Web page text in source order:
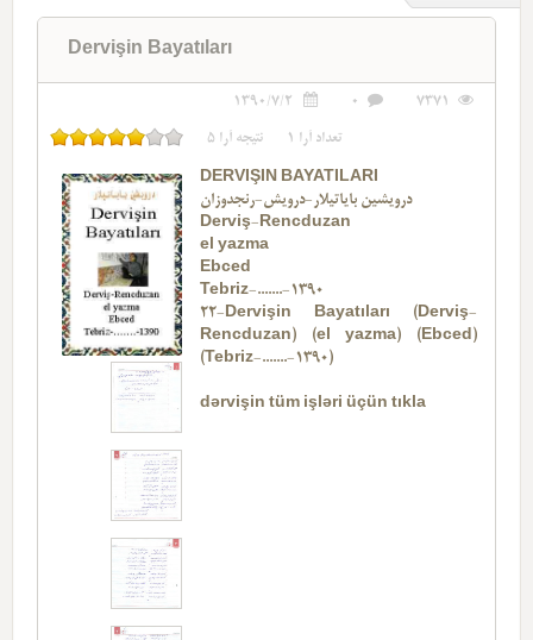
Dervişin Bayatıları
7371
0
1390/7/2
تعداد آرا 1 نتیجه آرا 5
DERVIŞIN BAYATILARI
درویشین بایاتیلار-درویش-رنجدوزان
Derviş-Rencduzan
el yazma
Ebced
Tebriz-.......-1390
22-Dervişin Bayatıları (Derviş-
Rencduzan) (el yazma) (Ebced)
(Tebriz-.......-1390)
dərvişin tüm işləri üçün tıkla